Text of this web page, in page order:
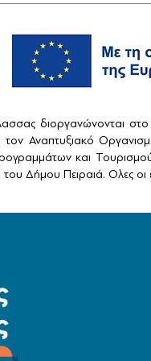
διοργανώνονται
τον Αναπτυξιακό
και
Δήμου Πειραιά. Ολες οι